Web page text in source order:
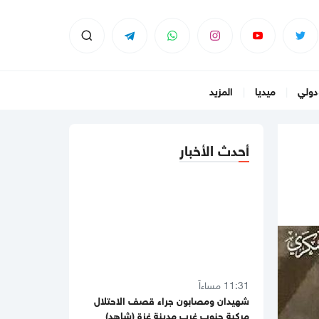
ميديا المزيد
أحدث الأخبار
مركبة جنوب غرب مدينة غزة (شاهد)
11:28 مساءاً